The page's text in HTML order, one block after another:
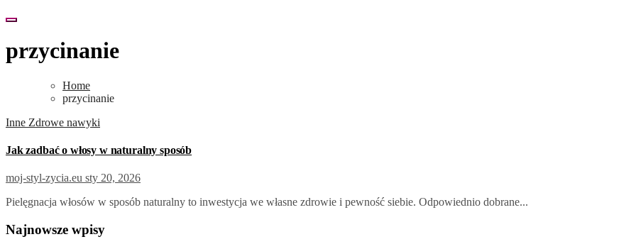
przycinanie
Home
przycinanie
Inne Zdrowe nawyki
Jak zadbać o włosy w naturalny sposób
moj-styl-zycia.eu sty 20, 2026
Pielęgnacja włosów w sposób naturalny to inwestycja we własne zdrowie i pewność siebie. Odpowiednio dobrane...
Najnowsze wpisy